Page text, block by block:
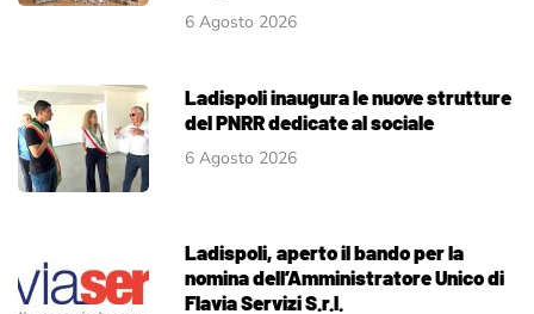
6 Agosto 2026
Ladispoli inaugura le nuove strutture
del PNRR dedicate al sociale
6 Agosto 2026
Ladispoli, aperto il bando per la
nomina dell’Amministratore Unico di
Flavia Servizi S.r.l.